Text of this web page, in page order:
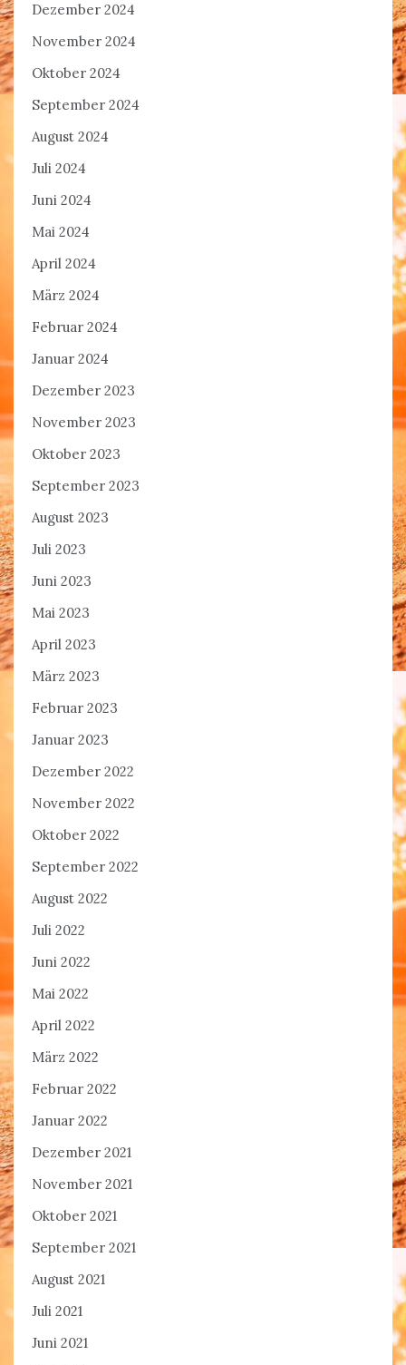
Dezember 2024
November 2024
Oktober 2024
September 2024
August 2024
Juli 2024
Juni 2024
Mai 2024
April 2024
März 2024
Februar 2024
Januar 2024
Dezember 2023
November 2023
Oktober 2023
September 2023
August 2023
Juli 2023
Juni 2023
Mai 2023
April 2023
März 2023
Februar 2023
Januar 2023
Dezember 2022
November 2022
Oktober 2022
September 2022
August 2022
Juli 2022
Juni 2022
Mai 2022
April 2022
März 2022
Februar 2022
Januar 2022
Dezember 2021
November 2021
Oktober 2021
September 2021
August 2021
Juli 2021
Juni 2021